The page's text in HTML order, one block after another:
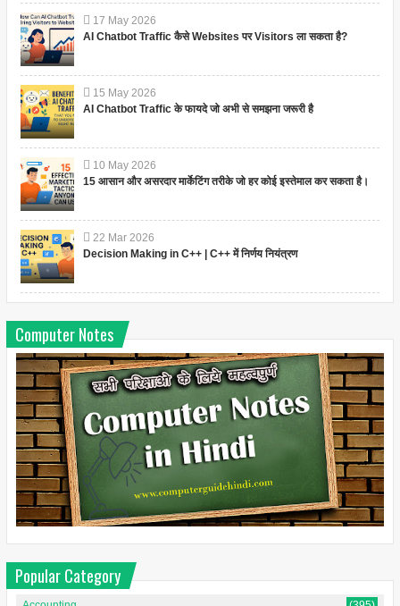
17 May 2026
AI Chatbot Traffic कैसे Websites पर Visitors ला सकता है?
15 May 2026
AI Chatbot Traffic के फायदे जो अभी से समझना जरूरी है
10 May 2026
15 आसान और असरदार मार्केटिंग तरीके जो हर कोई इस्तेमाल कर सकता है।
22 Mar 2026
Decision Making in C++ | C++ में निर्णय नियंत्रण
Computer Notes
Popular Category